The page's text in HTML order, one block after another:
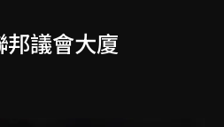
邦議會大廈